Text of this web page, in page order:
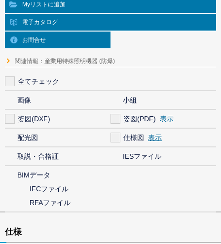
Myリストに追加
電子カタログ
お問合せ
関連情報：産業用特殊照明機器 (防爆)
全てチェック
画像 小組
姿図(DXF) 姿図(PDF)
配光図 仕様図
取説・合格証 IESファイル
BIMデータ
IFCファイル
RFAファイル
仕様